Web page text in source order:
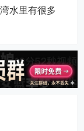
水里有很多